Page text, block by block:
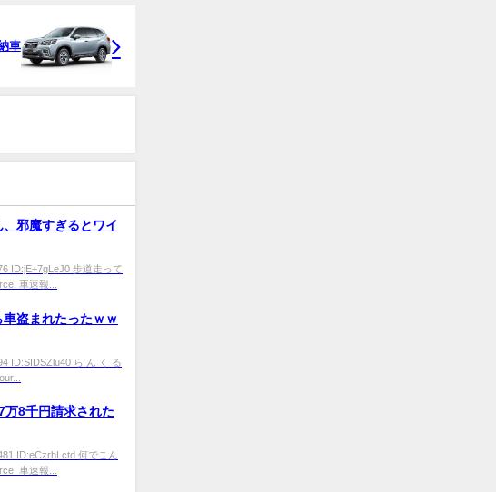
車
邪魔すぎるとワイ
ID:jE+7gLeJ0 歩道走って
車速報...
車盗まれたったｗｗ
ID:SIDSZlu40 ら ん く る
万8千円請求された
ID:eCzrhLctd 何でこん
車速報...